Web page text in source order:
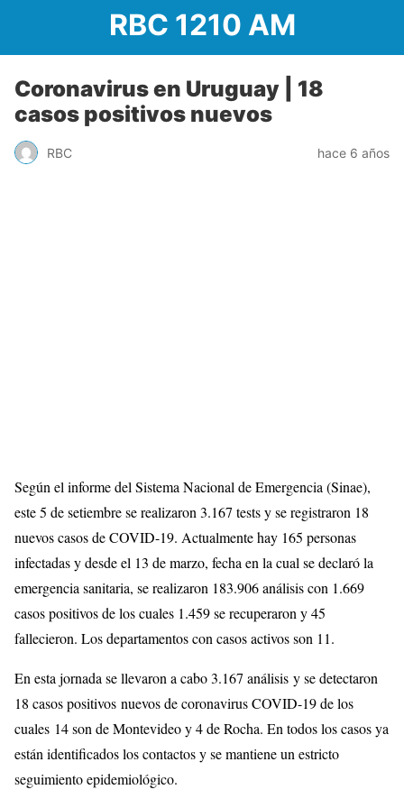
RBC 1210 AM
Coronavirus en Uruguay | 18
casos positivos nuevos
RBC hace 6 años
Según el informe del Sistema Nacional de Emergencia (Sinae),
este 5 de setiembre se realizaron 3.167 tests y se registraron 18
nuevos casos de COVID-19. Actualmente hay 165 personas
infectadas y desde el 13 de marzo, fecha en la cual se declaró la
emergencia sanitaria, se realizaron 183.906 análisis con 1.669
casos positivos de los cuales 1.459 se recuperaron y 45
fallecieron. Los departamentos con casos activos son 11.
En esta jornada se llevaron a cabo 3.167 análisis y se detectaron
18 casos positivos nuevos de coronavirus COVID-19 de los
cuales 14 son de Montevideo y 4 de Rocha. En todos los casos ya
están identificados los contactos y se mantiene un estricto
seguimiento epidemiológico.